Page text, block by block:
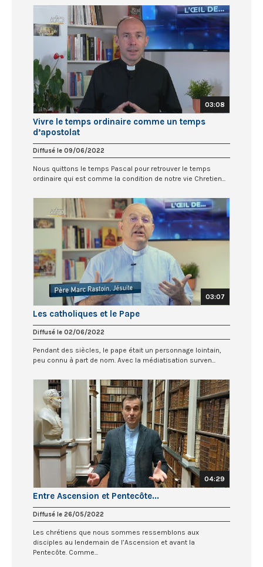
03:08
Vivre le temps ordinaire comme un temps
d’apostolat
Diffusé le 09/06/2022
Nous quittons le temps Pascal pour retrouver le temps
ordinaire qui est comme la condition de notre vie Chretien...
03:07
Les catholiques et le Pape
Diffusé le 02/06/2022
Pendant des siècles, le pape était un personnage lointain,
peu connu à part de nom. Avec la médiatisation surven...
04:29
Entre Ascension et Pentecôte...
Diffusé le 26/05/2022
Les chrétiens que nous sommes ressemblons aux
disciples au lendemain de l’Ascension et avant la
Pentecôte. Comme...